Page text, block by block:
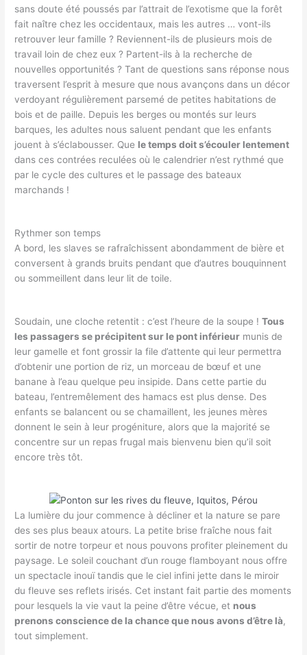
sans doute été poussés par l’attrait de l’exotisme que la forêt
fait naître chez les occidentaux, mais les autres … vont-ils
retrouver leur famille ? Reviennent-ils de plusieurs mois de
travail loin de chez eux ? Partent-ils à la recherche de
nouvelles opportunités ? Tant de questions sans réponse nous
traversent l’esprit à mesure que nous avançons dans un décor
verdoyant régulièrement parsemé de petites habitations de
bois et de paille. Depuis les berges ou montés sur leurs
barques, les adultes nous saluent pendant que les enfants
jouent à s’éclabousser. Que le temps doit s’écouler lentement
dans ces contrées reculées où le calendrier n’est rythmé que
par le cycle des cultures et le passage des bateaux
marchands !
Rythmer son temps
A bord, les slaves se rafraîchissent abondamment de bière et
conversent à grands bruits pendant que d’autres bouquinnent
ou sommeillent dans leur lit de toile.
Soudain, une cloche retentit : c’est l’heure de la soupe !Tous
les passagers se précipitent sur le pont inférieur munis de
leur gamelle et font grossir la file d’attente qui leur permettra
d’obtenir une portion de riz, un morceau de bœuf et une
banane à l’eau quelque peu insipide. Dans cette partie du
bateau, l’entremêlement des hamacs est plus dense. Des
enfants se balancent ou se chamaillent, les jeunes mères
donnent le sein à leur progéniture, alors que la majorité se
concentre sur un repas frugal mais bienvenu bien qu’il soit
encore très tôt.
La lumière du jour commence à décliner et la nature se pare
des ses plus beaux atours. La petite brise fraîche nous fait
sortir de notre torpeur et nous pouvons profiter pleinement du
paysage. Le soleil couchant d’un rouge flamboyant nous offre
un spectacle inouï tandis que le ciel infini jette dans le miroir
du fleuve ses reflets irisés. Cet instant fait partie des moments
pour lesquels la vie vaut la peine d’être vécue, et nous
prenons conscience de la chance que nous avons d’être là,
tout simplement.